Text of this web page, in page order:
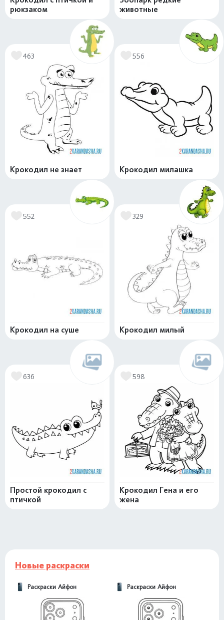
рюкзаком
животные
463
Крокодил не знает
556
Крокодил милашка
552
Крокодил на суше
329
Крокодил милый
636
Простой крокодил с
птичкой
598
Крокодил Гена и его
жена
Новые раскраски
Раскраски Айфон Раскраски Айфон